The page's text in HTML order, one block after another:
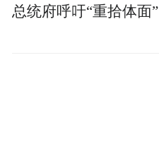
总统府呼吁“重拾体面”